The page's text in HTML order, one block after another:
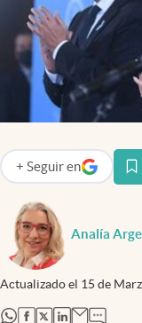
El Cronista Studio
Mediakit
abre en nueva pestaña
Argentina
Analía
Actualizado el 15 de
+ Seguir en
abre en nueva pestaña
abre en nueva
abre en nueva
abre en nueva
abre en